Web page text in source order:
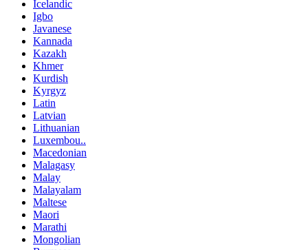
Icelandic
Igbo
Javanese
Kannada
Kazakh
Khmer
Kurdish
Kyrgyz
Latin
Latvian
Lithuanian
Luxembou..
Macedonian
Malagasy
Malay
Malayalam
Maltese
Maori
Marathi
Mongolian